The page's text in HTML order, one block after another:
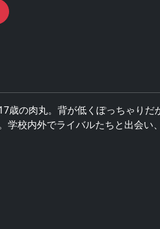
歳の肉丸。背が低くぽっちゃりだ
学校内外でライバルたちと出会い